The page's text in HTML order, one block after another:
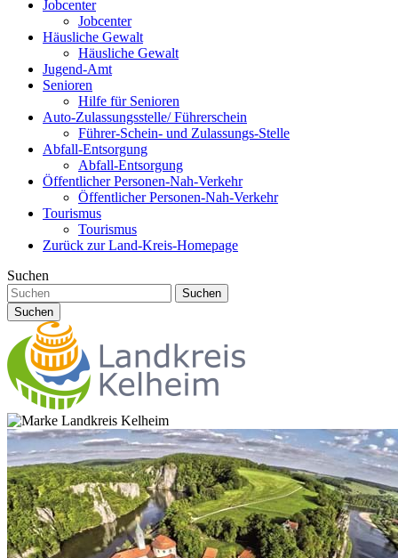
Jobcenter
Jobcenter
Häusliche Gewalt
Häusliche Gewalt
Jugend-Amt
Senioren
Hilfe für Senioren
Auto-Zulassungsstelle/ Führerschein
Führer-Schein- und Zulassungs-Stelle
Abfall-Entsorgung
Abfall-Entsorgung
Öffentlicher Personen-Nah-Verkehr
Öffentlicher Personen-Nah-Verkehr
Tourismus
Tourismus
Zurück zur Land-Kreis-Homepage
Suchen
Suchen
Suchen